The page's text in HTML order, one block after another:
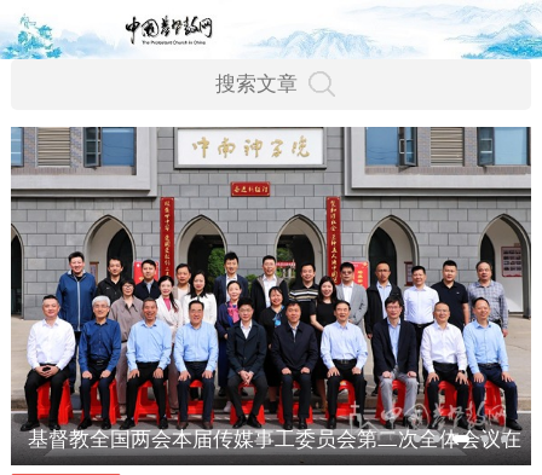
基督教全国两会本届传媒事工委员会第二次全体会议在